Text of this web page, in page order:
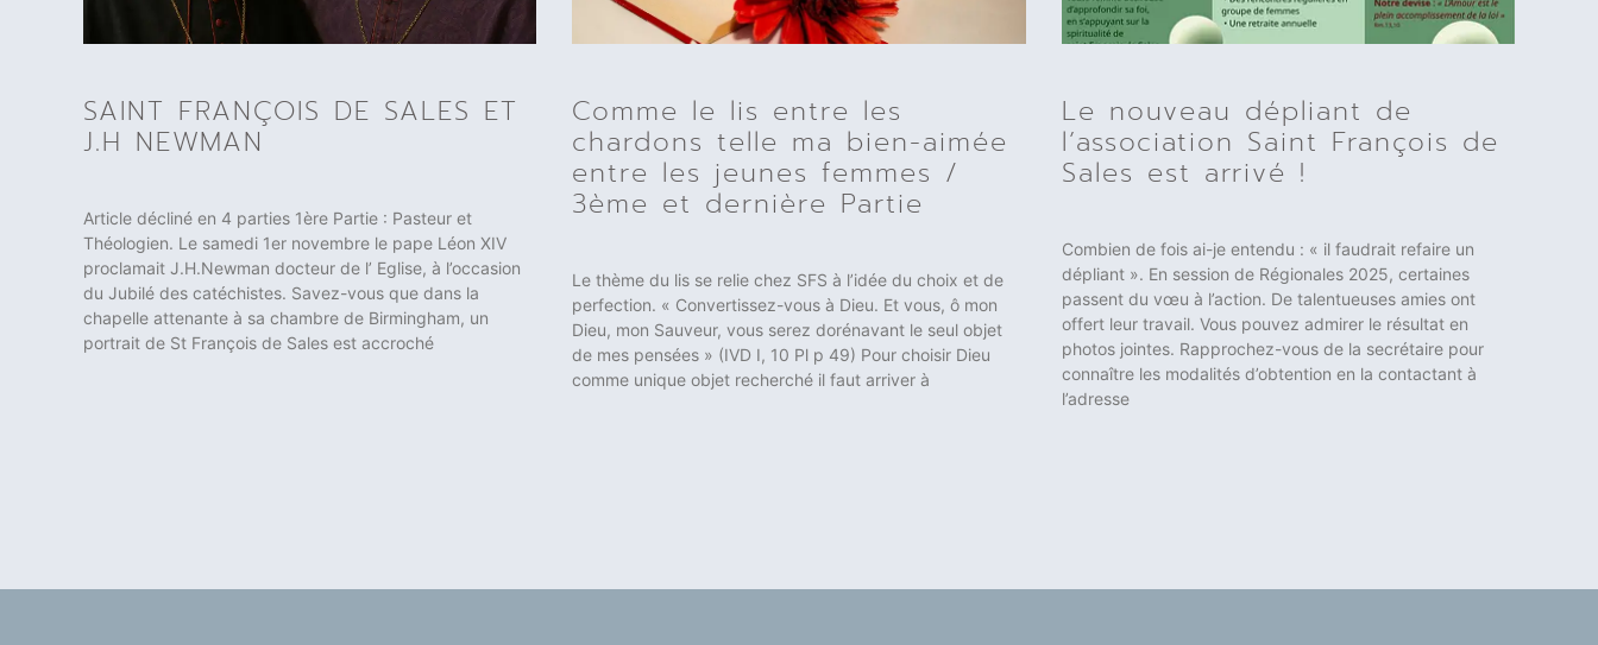
SAINT FRANÇOIS DE SALES ET
J.H NEWMAN
Article décliné en 4 parties 1ère Partie : Pasteur et
Théologien. Le samedi 1er novembre le pape Léon XIV
proclamait J.H.Newman docteur de l’ Eglise, à l’occasion
du Jubilé des catéchistes. Savez-vous que dans la
chapelle attenante à sa chambre de Birmingham, un
portrait de St François de Sales est accroché
Comme le lis entre les
chardons telle ma bien-aimée
entre les jeunes femmes /
3ème et dernière Partie
Le thème du lis se relie chez SFS à l’idée du choix et de
perfection. « Convertissez-vous à Dieu. Et vous, ô mon
Dieu, mon Sauveur, vous serez dorénavant le seul objet
de mes pensées » (IVD I, 10 Pl p 49) Pour choisir Dieu
comme unique objet recherché il faut arriver à
Le nouveau dépliant de
l’association Saint François de
Sales est arrivé !
Combien de fois ai-je entendu : « il faudrait refaire un
dépliant ». En session de Régionales 2025, certaines
passent du vœu à l’action. De talentueuses amies ont
offert leur travail. Vous pouvez admirer le résultat en
photos jointes. Rapprochez-vous de la secrétaire pour
connaître les modalités d’obtention en la contactant à
l’adresse